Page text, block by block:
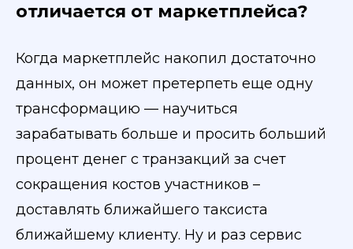
отличается от маркетплейса?
Когда маркетплейс накопил достаточно
данных, он может претерпеть еще одну
трансформацию — научиться
зарабатывать больше и просить больший
процент денег с транзакций за счет
сокращения костов участников –
доставлять ближайшего таксиста
ближайшему клиенту. Ну и раз сервис